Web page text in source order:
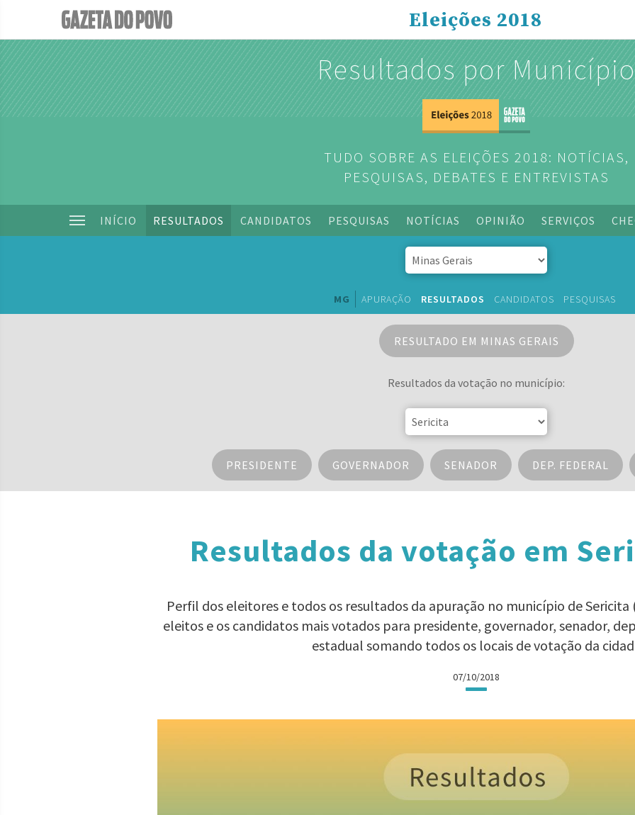
Eleições 2018
Resultados por Município
TUDO SOBRE AS ELEIÇÕES 2018: NOTÍCIAS,
PESQUISAS, DEBATES E ENTREVISTAS
INÍCIO RESULTADOS CANDIDATOS PESQUISAS NOTÍCIAS OPINIÃO SERVIÇOS
MG APURAÇÃO RESULTADOS CANDIDATOS PESQUISAS
RESULTADO EM MINAS GERAIS
Resultados da votação no município:
PRESIDENTE GOVERNADOR SENADOR DEP. FEDERAL
Resultados da votação em
Perfil dos eleitores e todos os resultados da apuração no município de Sericita
eleitos e os candidatos mais votados para presidente, governador, senador,
estadual somando todos os locais de votação da
07/10/2018